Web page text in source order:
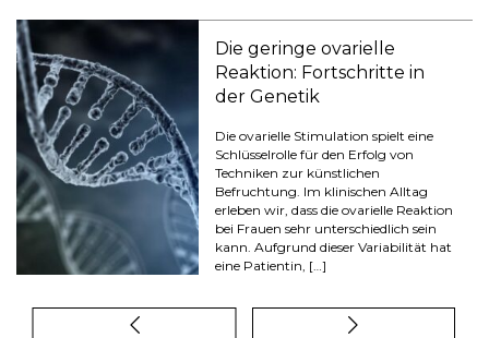
Die geringe ovarielle
Reaktion: Fortschritte in
der Genetik
Die ovarielle Stimulation spielt eine
Schlüsselrolle für den Erfolg von
Techniken zur künstlichen
Befruchtung. Im klinischen Alltag
erleben wir, dass die ovarielle Reaktion
bei Frauen sehr unterschiedlich sein
kann. Aufgrund dieser Variabilität hat
eine Patientin, […]